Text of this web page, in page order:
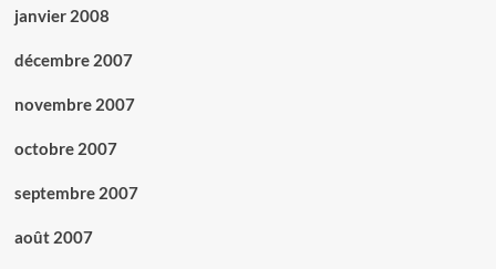
janvier 2008
décembre 2007
novembre 2007
octobre 2007
septembre 2007
août 2007